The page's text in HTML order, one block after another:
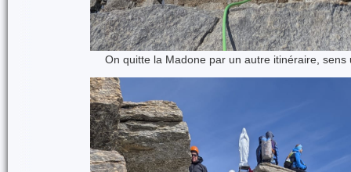
On quitte la Madone par un autre itinéraire,